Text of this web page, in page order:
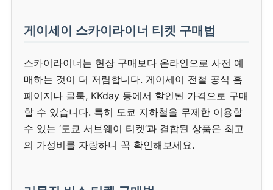
게이세이 스카이라이너 티켓 구매법
스카이라이너는 현장 구매보다 온라인으로 사전 예
매하는 것이 더 저렴합니다. 게이세이 전철 공식 홈
페이지나 클룩, KKday 등에서 할인된 가격으로 구매
할 수 있습니다. 특히 도쿄 지하철을 무제한 이용할
수 있는 ‘도쿄 서브웨이 티켓’과 결합된 상품은 최고
의 가성비를 자랑하니 꼭 확인해보세요.